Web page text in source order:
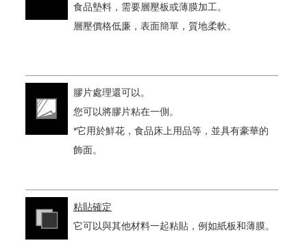
食品墊料，需要層壓板或薄膜加工。
層壓價格低廉，表面簡單，質地柔軟。
膠片處理還可以。
您可以將膠片粘在一側。
*它用於鮮花，食品床上用品等，並具有豪華的
飾面。
粘貼確定
它可以與其他材料一起粘貼，例如紙板和薄膜。